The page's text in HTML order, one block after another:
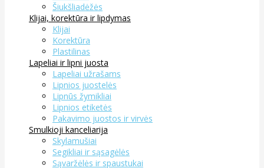
Šiukšliadėžės
Klijai, korektūra ir lipdymas
Klijai
Korektūra
Plastilinas
Lapeliai ir lipni juosta
Lapeliai užrašams
Lipnios juostelės
Lipnūs žymikliai
Lipnios etiketės
Pakavimo juostos ir virvės
Smulkioji kanceliarija
Skylamušiai
Segikliai ir sąsagėlės
Sąvaržėlės ir spaustukai